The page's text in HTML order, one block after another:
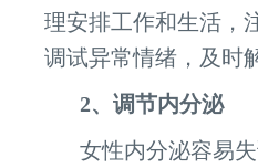
理安排工作和生活，
调试异常情绪，及时
2、调节内分泌
女性内分泌容易